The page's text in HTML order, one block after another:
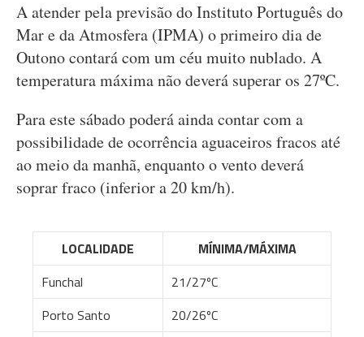
A atender pela previsão do Instituto Português do
Mar e da Atmosfera (IPMA) o primeiro dia de
Outono contará com um céu muito nublado. A
temperatura máxima não deverá superar os 27ºC.
Para este sábado poderá ainda contar com a
possibilidade de ocorrência aguaceiros fracos até
ao meio da manhã, enquanto o vento deverá
soprar fraco (inferior a 20 km/h).
LOCALIDADE
MÍNIMA/MÁXIMA
Funchal
21/27ºC
Porto Santo
20/26ºC